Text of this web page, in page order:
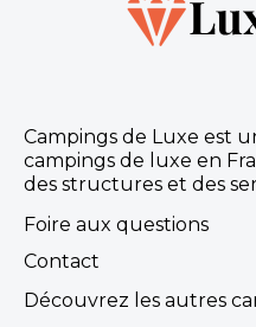
Campings de Luxe est
campings de luxe en
des structures et des
Foire aux questions
Contact
Découvrez les autres